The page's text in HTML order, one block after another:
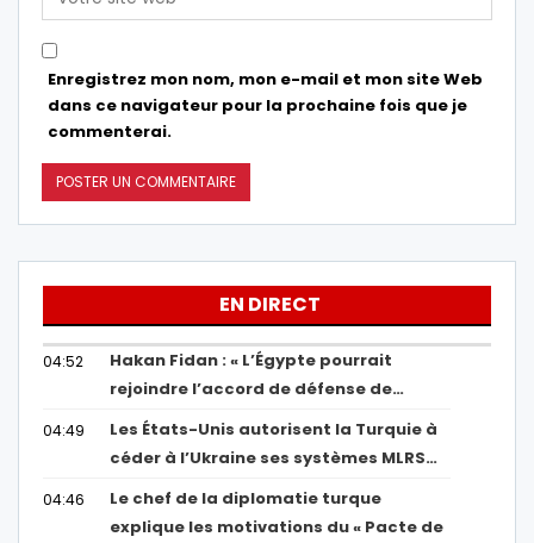
Enregistrez mon nom, mon e-mail et mon site Web
dans ce navigateur pour la prochaine fois que je
commenterai.
EN DIRECT
04:52
Hakan Fidan : « L’Égypte pourrait
rejoindre l’accord de défense de…
04:49
Les États-Unis autorisent la Turquie à
céder à l’Ukraine ses systèmes MLRS…
04:46
Le chef de la diplomatie turque
explique les motivations du « Pacte de